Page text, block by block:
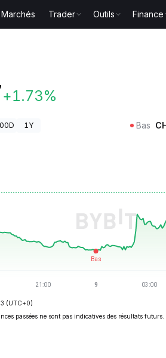
Marchés Trader Outils Finance
+1.73%
1Y Bas
(UTC+0)
passées ne sont pas indicatives des résultats futurs.